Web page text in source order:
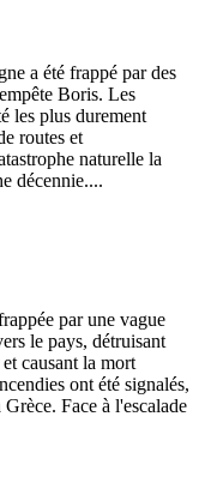
a été frappé par des
Boris. Les
les plus durement
routes et
naturelle la
décennie....
par une vague
le pays, détruisant
causant la mort
ont été signalés,
Face à l'escalade